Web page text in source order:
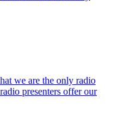
we are the only radio
presenters offer our